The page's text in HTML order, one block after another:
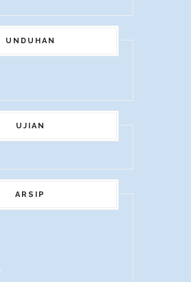
UNDUHAN
UJIAN
ARSIP